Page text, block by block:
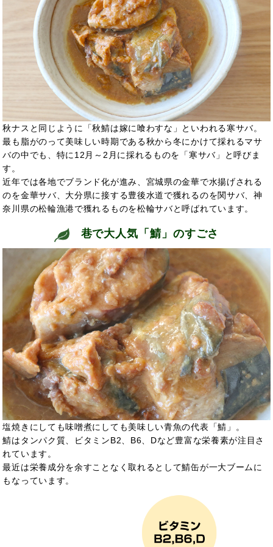
秋ナスと同じように「秋鯖は嫁に喰わすな」といわれる寒サバ。
最も脂がのって美味しい時期である秋から冬にかけて採れるマサ
バの中でも、特に12月～2月に採れるものを「寒サバ」と呼びま
す。
近年では各地でブランド化が進み、宮城県の金華で水揚げされる
のを金華サバ、大分県に接する豊後水道で獲れるのを関サバ、神
奈川県の松輪漁港で獲れるものを松輪サバと呼ばれています。
巷で大人気「鯖」のすごさ
塩焼きにしても味噌煮にしても美味しい青魚の代表「鯖」。
鯖はタンパク質、ビタミンB2、B6、Dなど豊富な栄養素が注目さ
れています。
最近は栄養成分を余すことなく取れるとして鯖缶が一大ブームに
もなっています。